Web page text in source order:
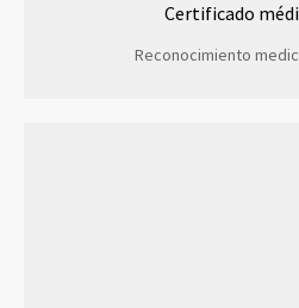
Certificado
Reconocimiento